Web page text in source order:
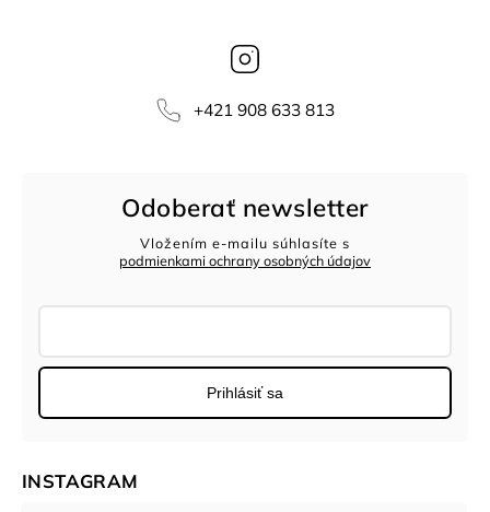
‭+421 908 633 813‬
Odoberať newsletter
Vložením e-mailu súhlasíte s
podmienkami ochrany osobných údajov
Prihlásiť sa
INSTAGRAM